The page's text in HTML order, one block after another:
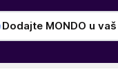
Dodajte MONDO u